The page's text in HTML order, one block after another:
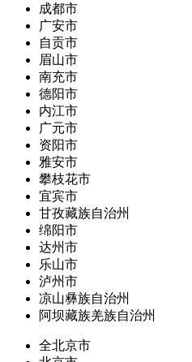
成都市
广安市
自贡市
眉山市
南充市
德阳市
内江市
广元市
资阳市
雅安市
攀枝花市
宜宾市
甘孜藏族自治州
绵阳市
达州市
乐山市
泸州市
凉山彝族自治州
阿坝藏族羌族自治州
全北京市